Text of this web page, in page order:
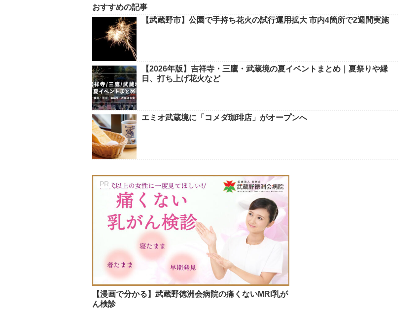
おすすめの記事
【武蔵野市】公園で手持ち花火の試行運用拡大 市内4箇所で2週間実施
【2026年版】吉祥寺・三鷹・武蔵境の夏イベントまとめ｜夏祭りや縁
日、打ち上げ花火など
エミオ武蔵境に「コメダ珈琲店」がオープンへ
【漫画で分かる】武蔵野徳洲会病院の痛くないMRI乳が
ん検診